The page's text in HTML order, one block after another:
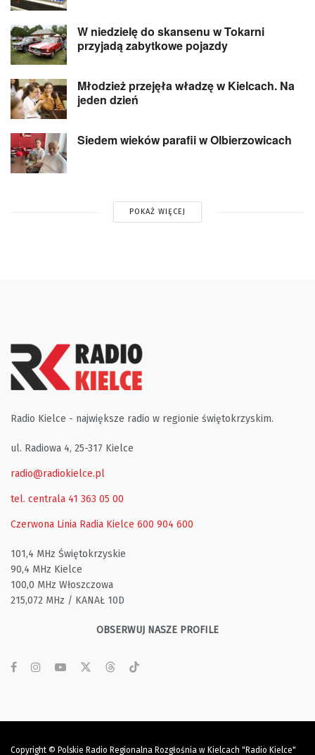
W niedzielę do skansenu w Tokarni
przyjadą zabytkowe pojazdy
Młodzież przejęła władzę w Kielcach. Na
jeden dzień
Siedem wieków parafii w Olbierzowicach
POKAŻ WIĘCEJ
Radio Kielce - największe radio w regionie świętokrzyskim.
ul. Radiowa 4, 25-317 Kielce
radio@radiokielce.pl
tel. centrala 41 363 05 00
Czerwona Linia Radia Kielce 600 904 600
101,4 MHz Świętokrzyskie
90,4 MHz Kielce
100,0 MHz Włoszczowa
215,072 MHz / KANAŁ 10D
OBSERWUJ NASZE PROFILE
Copyright © Polskie Radio Regionalna Rozgłośnia w Kielcach "Radio Kielce"